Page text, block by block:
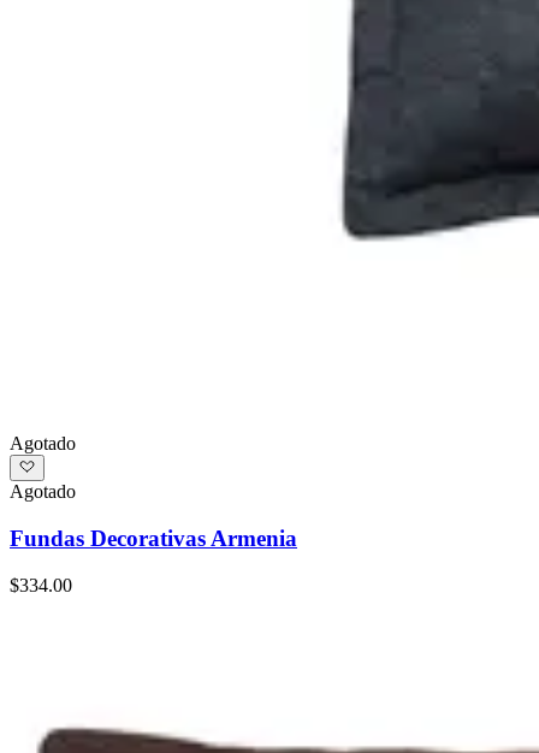
Agotado
Agotado
Fundas Decorativas Armenia
$334.00